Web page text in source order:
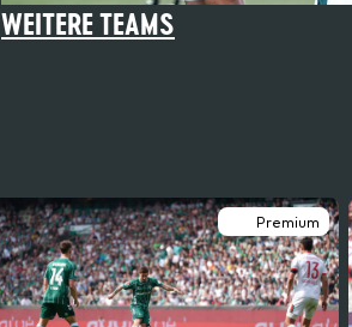
WEITERE TEAMS
Premium